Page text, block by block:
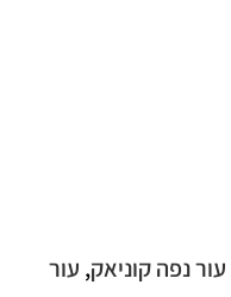
עור נפה קוניאק, עור